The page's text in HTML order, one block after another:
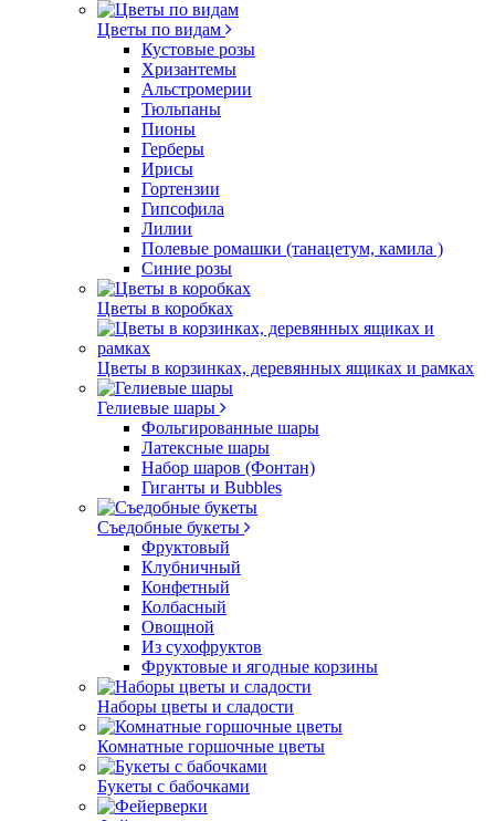
Цветы по видам
Кустовые розы
Хризантемы
Альстромерии
Тюльпаны
Пионы
Герберы
Ирисы
Гортензии
Гипсофила
Лилии
Полевые ромашки (танацетум, камила )
Синие розы
Цветы в коробках
Цветы в корзинках, деревянных ящиках и рамках
Гелиевые шары
Фольгированные шары
Латексные шары
Набор шаров (Фонтан)
Гиганты и Bubbles
Съедобные букеты
Фруктовый
Клубничный
Конфетный
Колбасный
Овощной
Из сухофруктов
Фруктовые и ягодные корзины
Наборы цветы и сладости
Комнатные горшочные цветы
Букеты с бабочками